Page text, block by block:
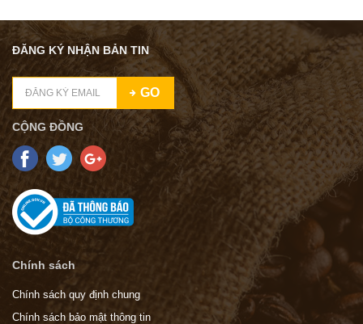
ĐĂNG KÝ NHẬN BẢN TIN
GO
CỘNG ĐỒNG
Chính sách
Chính sách quy định chung
Chính sách bảo mật thông tin